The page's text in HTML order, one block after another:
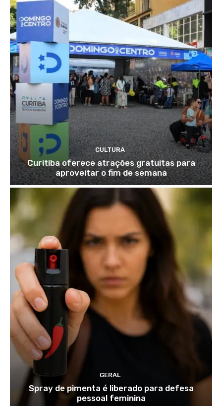
CULTURA
Curitiba oferece atrações gratuitas para
aproveitar o fim de semana
GERAL
Spray de pimenta é liberado para defesa
pessoal feminina